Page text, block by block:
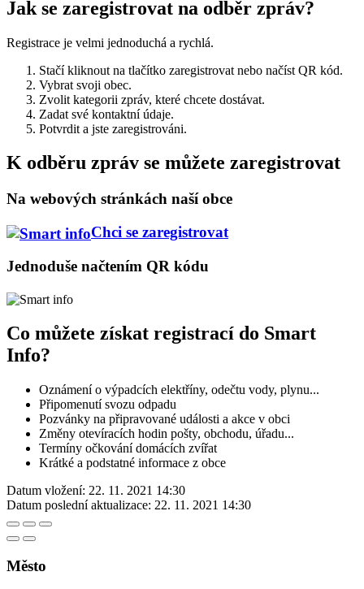
Jak se zaregistrovat na odběr zpráv?
Registrace je velmi jednoduchá a rychlá.
Stačí kliknout na tlačítko zaregistrovat nebo načíst QR kód.
Vybrat svoji obec.
Zvolit kategorii zpráv, které chcete dostávat.
Zadat své kontaktní údaje.
Potvrdit a jste zaregistrováni.
K odběru zpráv se můžete zaregistrovat
Na webových stránkách naší obce
Chci se zaregistrovat
Jednoduše načtením QR kódu
Co můžete získat registrací do Smart
Info?
Oznámení o výpadcích elektříny, odečtu vody, plynu...
Připomenutí svozu odpadu
Pozvánky na připravované události a akce v obci
Změny otevíracích hodin pošty, obchodu, úřadu...
Termíny očkování domácích zvířat
Krátké a podstatné informace z obce
Datum vložení: 22. 11. 2021 14:30
Datum poslední aktualizace: 22. 11. 2021 14:30
Město